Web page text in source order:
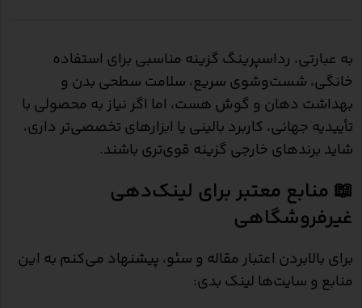
به عبارتی، رداسپرینگ گزینه مناسبی برای استفاده
خانگی، شست‌وشوی سریع، سلامت سطحی بدن و
بهداشت دهان و گوش هست، اما اگر نیاز به محصولی با
تأییدیه جهانی، کاربرد بالینی یا ابزارهای تخصصی‌تر داری،
شاید برندهای خارجی گزینه قوی‌تری باشند.
📖 منابع معتبر برای لینک‌دهی
غیرفروشگاهی
برای بالابردن اعتبار مقاله و سئو، پیشنهاد می‌کنم به این
منابع و سایت‌ها لینک بدی: